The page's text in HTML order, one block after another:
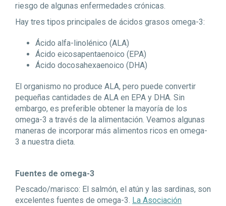
riesgo de algunas enfermedades crónicas.
Hay tres tipos principales de ácidos grasos omega-3:
Ácido alfa-linolénico (ALA)
Ácido eicosapentaenoico (EPA)
Ácido docosahexaenoico (DHA)
El organismo no produce ALA, pero puede convertir
pequeñas cantidades de ALA en EPA y DHA. Sin
embargo, es preferible obtener la mayoría de los
omega-3 a través de la alimentación. Veamos algunas
maneras de incorporar más alimentos ricos en omega-
3 a nuestra dieta.
Fuentes de omega-3
Pescado/marisco: El salmón, el atún y las sardinas, son
excelentes fuentes de omega-3. La Asociación